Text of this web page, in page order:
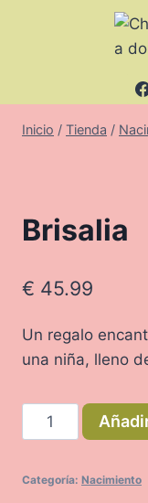
Inicio / Tienda /
Brisalia
€ 45.99
Un regalo
una niña, lleno
Brisalia
cantidad
Categoría: Nacimiento